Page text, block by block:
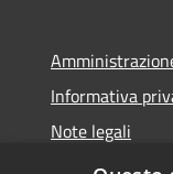
Informativa
Note legali
Dichiarazione